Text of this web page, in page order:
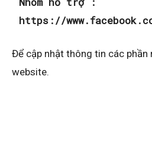
https://
Để cập nhật thông tin các
website.